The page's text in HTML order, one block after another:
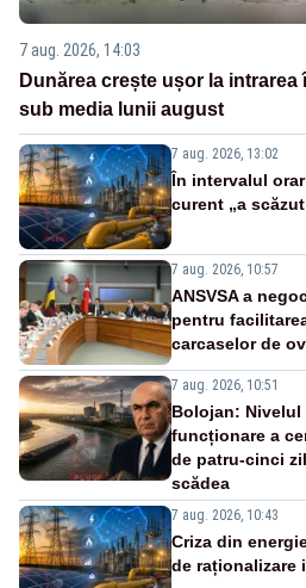
7 aug. 2026, 14:03
Dunărea crește ușor la intrarea
sub media lunii august
7 aug. 2026, 13:02
În intervalul
curent „a
7 aug. 2026, 10:57
ANSVSA a
pentru
carcaselor de
7 aug. 2026, 10:51
Bolojan: Nivelul
funcționare a
de patru-cinci
scădea
7 aug. 2026, 10:43
Criza din
de raționalizare